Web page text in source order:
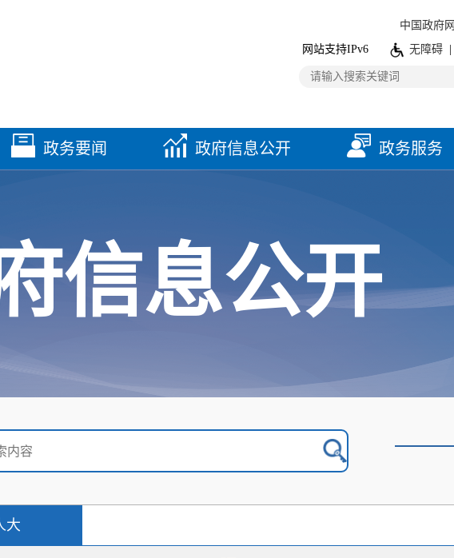
中国政府网
网站支持IPv6
无障碍
政务要闻 政府信息公开 政务服务
信息公开
大